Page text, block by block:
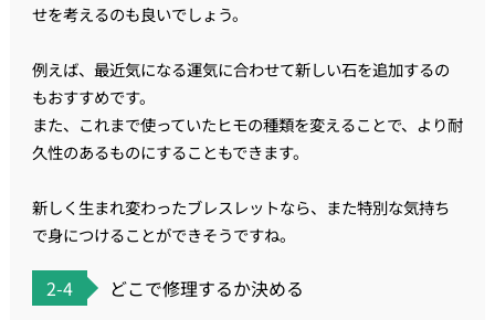
せを考えるのも良いでしょう。
例えば、最近気になる運気に合わせて新しい石を追加するの
もおすすめです。
また、これまで使っていたヒモの種類を変えることで、より耐
久性のあるものにすることもできます。
新しく生まれ変わったブレスレットなら、また特別な気持ち
で身につけることができそうですね。
2-4 どこで修理するか決める